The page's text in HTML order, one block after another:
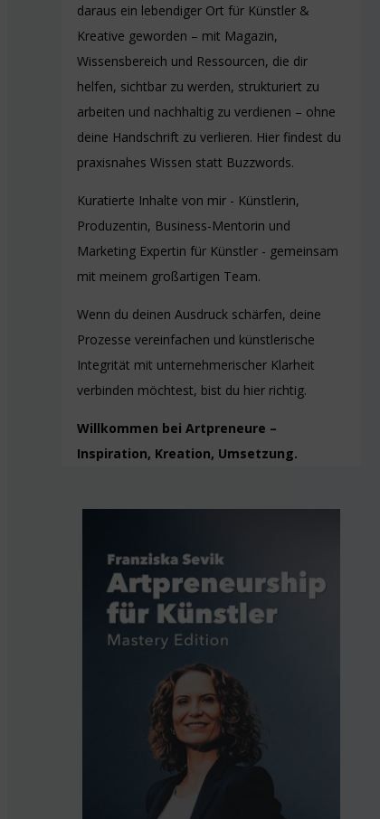
daraus ein lebendiger Ort für Künstler &
Kreative geworden – mit Magazin,
Wissensbereich und Ressourcen, die dir
helfen, sichtbar zu werden, strukturiert zu
arbeiten und nachhaltig zu verdienen – ohne
deine Handschrift zu verlieren. Hier findest du
praxisnahes Wissen statt Buzzwords.
Kuratierte Inhalte von mir - Künstlerin,
Produzentin, Business-Mentorin und
Marketing Expertin für Künstler - gemeinsam
mit meinem großartigen Team.
Wenn du deinen Ausdruck schärfen, deine
Prozesse vereinfachen und künstlerische
Integrität mit unternehmerischer Klarheit
verbinden möchtest, bist du hier richtig.
Willkommen bei Artpreneure –
Inspiration, Kreation, Umsetzung.